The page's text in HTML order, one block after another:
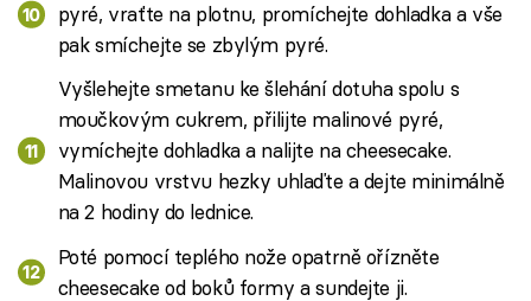
pyré, vraťte na plotnu, promíchejte dohladka a vše
pak smíchejte se zbylým pyré.
Vyšlehejte smetanu ke šlehání dotuha spolu s
moučkovým cukrem, přilijte malinové pyré,
vymíchejte dohladka a nalijte na cheesecake.
Malinovou vrstvu hezky uhlaďte a dejte minimálně
na 2 hodiny do lednice.
Poté pomocí teplého nože opatrně ořízněte
cheesecake od boků formy a sundejte ji.